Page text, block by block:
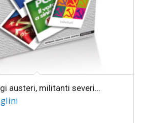
austeri, militanti severi…